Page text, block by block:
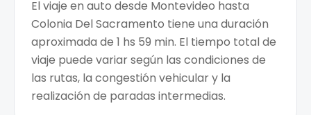
El viaje en auto desde Montevideo hasta
Colonia Del Sacramento tiene una duración
aproximada de 1 hs 59 min. El tiempo total de
viaje puede variar según las condiciones de
las rutas, la congestión vehicular y la
realización de paradas intermedias.